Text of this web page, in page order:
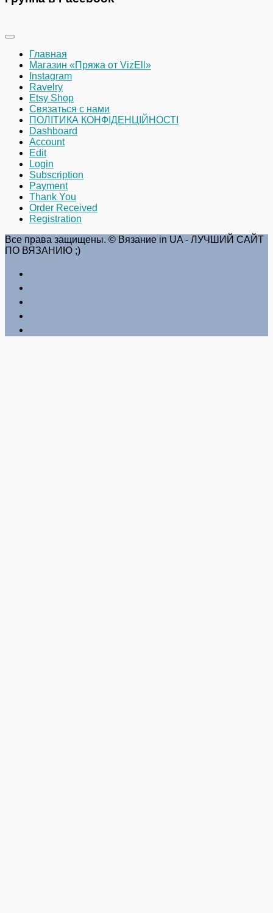
Главная
Магазин «Пряжа от VizEll»
Instagram
Ravelry
Etsy Shop
Связаться с нами
ПОЛІТИКА КОНФІДЕНЦІЙНОСТІ
Dashboard
Account
Edit
Login
Subscription
Payment
Thank You
Order Received
Registration
Все права защищены. © Вязание in UA - ЛУЧШИЙ САЙТ
ПО ВЯЗАНИЮ ;)